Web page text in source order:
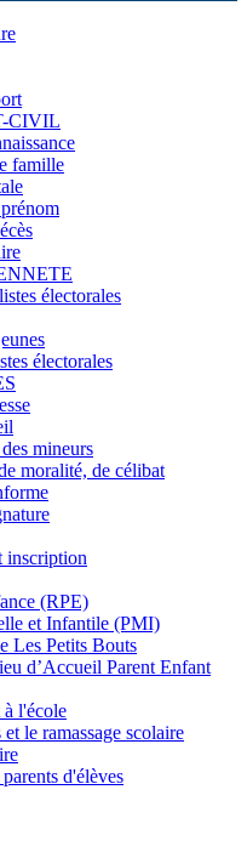
CIVIL
famille
électorales
électorales
mineurs
moralité, de célibat
inscription
(RPE)
et Infantile (PMI)
Les Petits Bouts
d’Accueil Parent Enfant
à l'école
le ramassage scolaire
d'élèves